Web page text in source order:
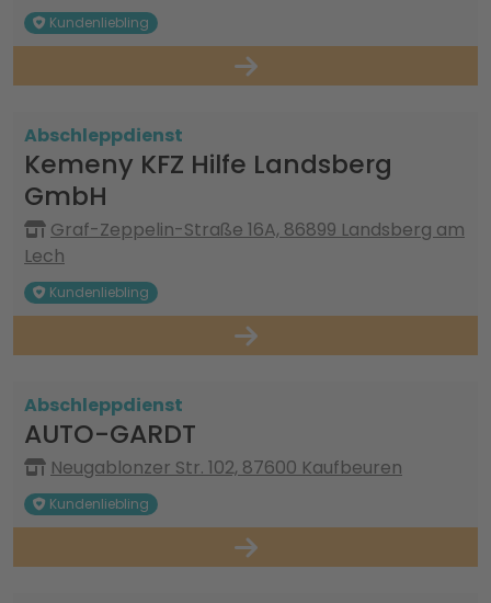
Kundenliebling
Abschleppdienst
Kemeny KFZ Hilfe Landsberg
GmbH
Graf-Zeppelin-Straße 16A, 86899 Landsberg am
Lech
Kundenliebling
Abschleppdienst
AUTO-GARDT
Neugablonzer Str. 102, 87600 Kaufbeuren
Kundenliebling